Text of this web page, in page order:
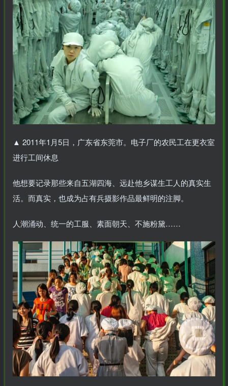
▲ 2011年1月5日，广东省东莞市。电子厂的农民工在更衣室
进行工间休息
他想要记录那些来自五湖四海、远赴他乡谋生工人的真实生
活。而真实，也成为占有兵摄影作品最鲜明的注脚。
人潮涌动、统一的工服、素面朝天、不施粉黛……